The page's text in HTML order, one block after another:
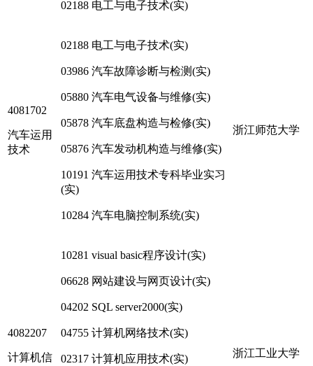
02188 电工与电子技术(实)
4081702
汽车运用
技术
02188 电工与电子技术(实)
03986 汽车故障诊断与检测(实)
05880 汽车电气设备与维修(实)
05878 汽车底盘构造与检修(实)
05876 汽车发动机构造与维修(实)
10191 汽车运用技术专科毕业实习
(实)
10284 汽车电脑控制系统(实)
浙江师范大学
4082207
计算机信
10281 visual basic程序设计(实)
06628 网站建设与网页设计(实)
04202 SQL server2000(实)
04755 计算机网络技术(实)
02317 计算机应用技术(实) 浙江工业大学